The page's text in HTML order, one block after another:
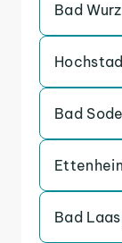
Bad
Bad
Bad